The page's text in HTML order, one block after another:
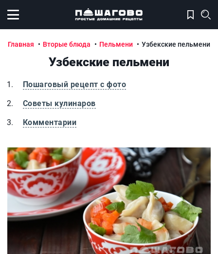
Открыть меню
Главная Вторые блюда Пельмени Узбекские пельмени
Узбекские пельмени
Пошаговый рецепт с фото
Советы кулинаров
Комментарии
Узбекские пельмени